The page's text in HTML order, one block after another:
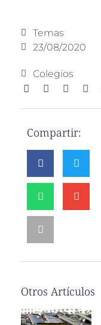
Temas
23/08/2020
Colegios
Compartir:
Otros Artículos